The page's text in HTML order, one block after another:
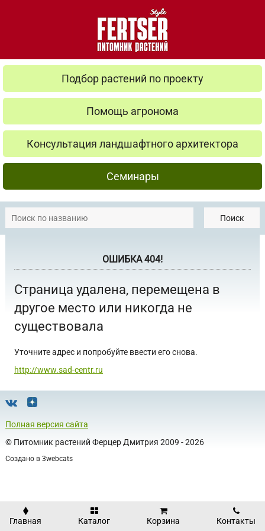
Подбор растений по проекту
Помощь агронома
Консультация ландшафтного архитектора
Семинары
Поиск
ОШИБКА 404!
Страница удалена, перемещена в
другое место или никогда не
существовала
Уточните адрес и попробуйте ввести его снова.
http://www.sad-centr.ru
Полная версия сайта
© Питомник растений Ферцер Дмитрия 2009 - 2026
Создано в 3webcats
Главная Каталог Корзина Контакты